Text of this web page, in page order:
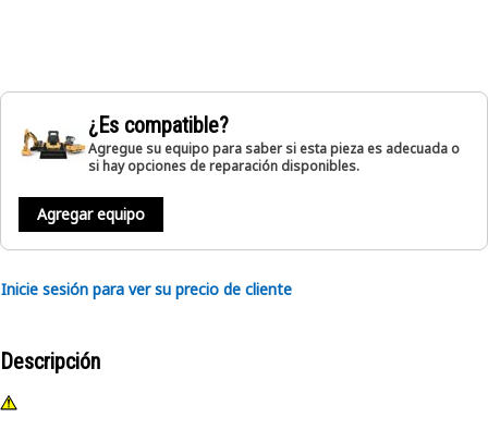
¿Es compatible?
Agregue su equipo para saber si esta pieza es adecuada o
si hay opciones de reparación disponibles.
Agregar equipo
Inicie sesión para ver su precio de cliente
Descripción